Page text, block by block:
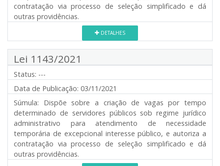
contratação via processo de seleção simplificado e dá
outras providências.
DETALHES
Lei 1143/2021
Status: ---
Data de Publicação: 03/11/2021
Súmula: Dispõe sobre a criação de vagas por tempo
determinado de servidores públicos sob regime jurídico
administrativo para atendimento de necessidade
temporária de excepcional interesse público, e autoriza a
contratação via processo de seleção simplificado e dá
outras providências.